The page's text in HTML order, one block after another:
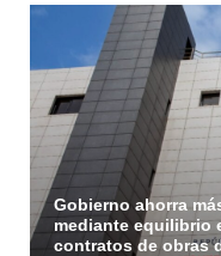
Gobierno ahorra
mediante equilibrio
contratos de obras